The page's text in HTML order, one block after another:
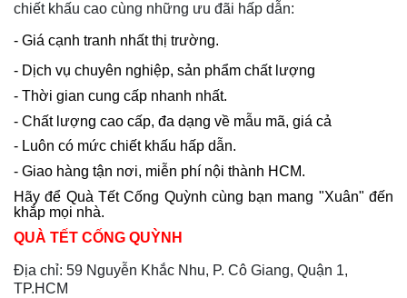
chiết khấu cao cùng những ưu đãi hấp dẫn:
- Giá cạnh tranh nhất thị trường.
- Dịch vụ chuyên nghiệp, sản phẩm chất lượng
- Thời gian cung cấp nhanh nhất.
- Chất lượng cao cấp, đa dạng về mẫu mã, giá cả
- Luôn có mức chiết khấu hấp dẫn.
- Giao hàng tận nơi, miễn phí nội thành HCM.
Hãy để Quà Tết Cống Quỳnh cùng bạn mang "Xuân" đến
khắp mọi nhà.
QUÀ TẾT CỐNG QUỲNH
Địa chỉ: 59 Nguyễn Khắc Nhu, P. Cô Giang, Quận 1,
TP.HCM